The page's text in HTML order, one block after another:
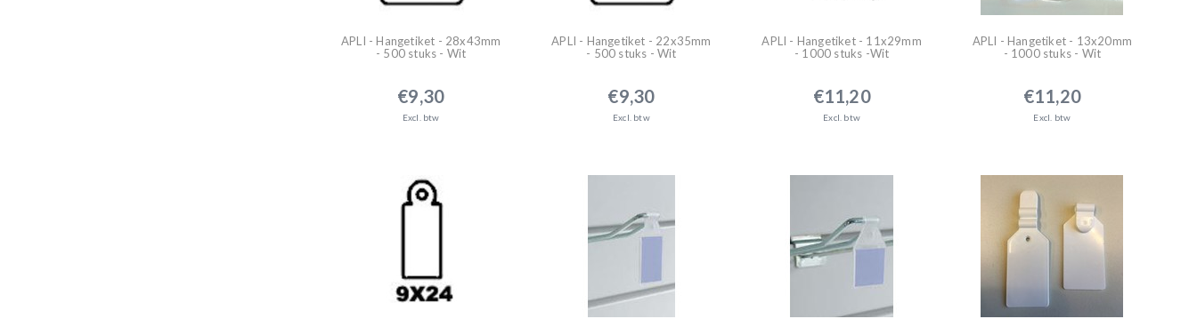
APLI - Hangetiket - 28x43mm
- 500 stuks - Wit
€9,30
Excl. btw
APLI - Hangetiket - 22x35mm
- 500 stuks - Wit
€9,30
Excl. btw
APLI - Hangetiket - 11x29mm
- 1000 stuks -Wit
€11,20
Excl. btw
APLI - Hangetiket - 13x20mm
- 1000 stuks - Wit
€11,20
Excl. btw